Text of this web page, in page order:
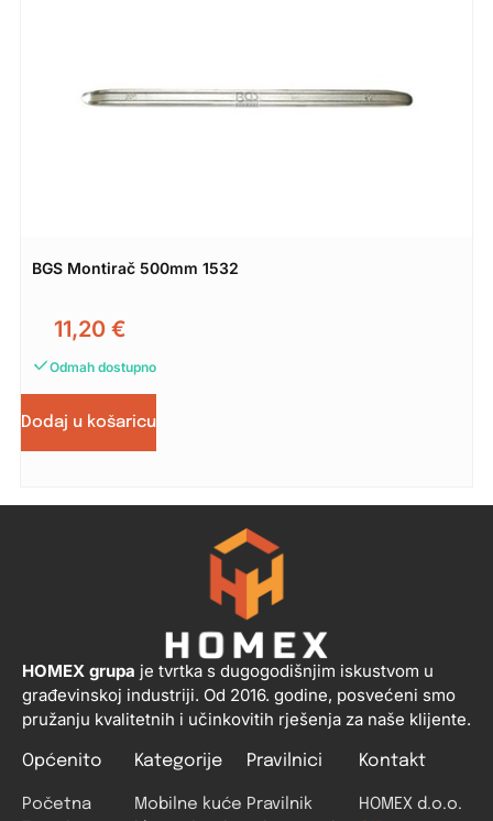
BGS Montirač 500mm 1532
11,20 €
Odmah dostupno
Dodaj u košaricu
HOMEX grupa je tvrtka s dugogodišnjim iskustvom u
građevinskoj industriji. Od 2016. godine, posvećeni smo
pružanju kvalitetnih i učinkovitih rješenja za naše klijente.
Općenito
Početna
Kategorije
Mobilne kuće
Pravilnici
Pravilnik
Kontakt
HOMEX d.o.o.